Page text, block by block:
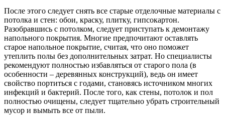
После этого следует снять все старые отделочные материалы с
потолка и стен: обои, краску, плитку, гипсокартон.
Разобравшись с потолком, следует приступать к демонтажу
напольного покрытия. Многие предпочитают оставлять
старое напольное покрытие, считая, что оно поможет
утеплить полы без дополнительных затрат. Но специалисты
рекомендуют полностью избавляться от старого пола (в
особенности – деревянных конструкций), ведь он имеет
свойство портиться с годами, становясь источником многих
инфекций и бактерий. После того, как стены, потолок и пол
полностью очищены, следует тщательно убрать строительный
мусор и вымыть все от пыли.